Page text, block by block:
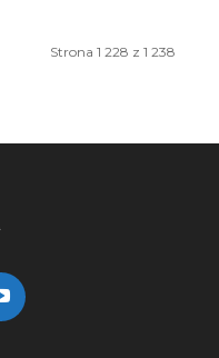
Strona 1 228 z 1 238